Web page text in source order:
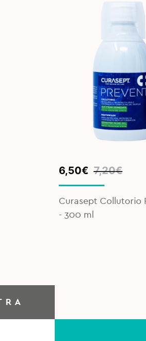
7,20€
Original
price
7,20€.
6,50€
Current
price
6,50€.
Curasept Collutorio
- 300 ml